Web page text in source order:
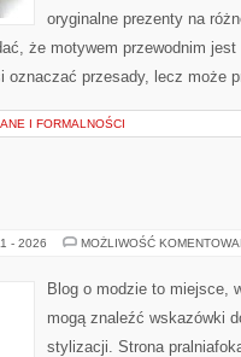
oryginalne prezenty na
że motywem przewodnim
oznaczać przesady, lecz może
I FORMALNOŚCI
- 2026 MOŻLIWOŚĆ
Blog o modzie to miejsce,
mogą znaleźć wskazówki
stylizacji. Strona